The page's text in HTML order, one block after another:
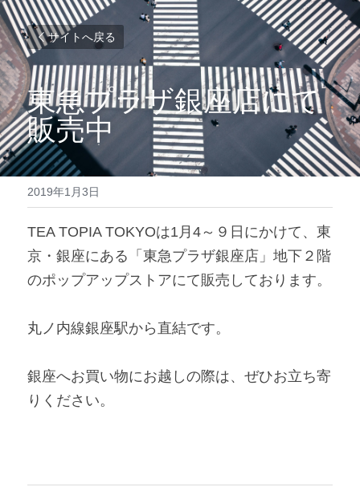
サイトへ戻る
東急プラザ銀座店にて
販売中
2019年1月3日
TEA TOPIA TOKYOは1月4～９日にかけて、東
京・銀座にある「東急プラザ銀座店」地下２階
のポップアップストアにて販売しております。
丸ノ内線銀座駅から直結です。
銀座へお買い物にお越しの際は、ぜひお立ち寄
りください。